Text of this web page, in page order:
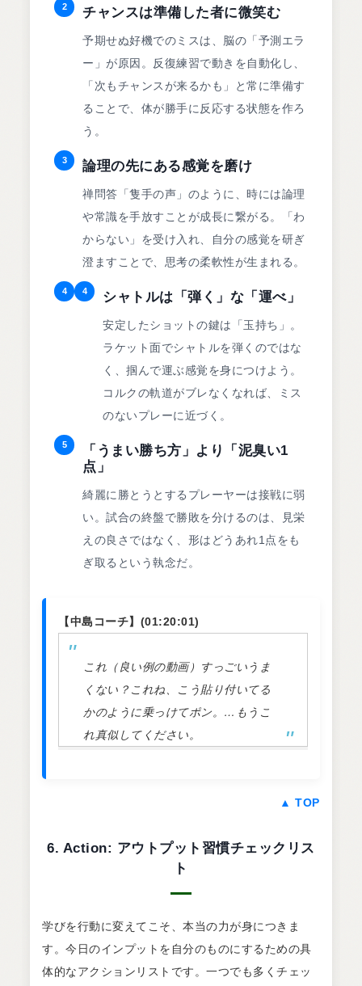
2 チャンスは準備した者に微笑む
予期せぬ好機でのミスは、脳の「予測エラ
ー」が原因。反復練習で動きを自動化し、
「次もチャンスが来るかも」と常に準備す
ることで、体が勝手に反応する状態を作ろ
う。
3 論理の先にある感覚を磨け
禅問答「隻手の声」のように、時には論理
や常識を手放すことが成長に繋がる。「わ
からない」を受け入れ、自分の感覚を研ぎ
澄ますことで、思考の柔軟性が生まれる。
4 4 シャトルは「弾く」な「運べ」
安定したショットの鍵は「玉持ち」。
ラケット面でシャトルを弾くのではな
く、掴んで運ぶ感覚を身につけよう。
コルクの軌道がブレなくなれば、ミス
のないプレーに近づく。
5
「うまい勝ち方」より「泥臭い1
点」
綺麗に勝とうとするプレーヤーは接戦に弱
い。試合の終盤で勝敗を分けるのは、見栄
えの良さではなく、形はどうあれ1点をも
ぎ取るという執念だ。
【中島コーチ】(01:20:01)
これ（良い例の動画）すっごいうま
くない？これね、こう貼り付いてる
かのように乗っけてポン。…もうこ
れ真似してください。
▲ TOP
6. Action: アウトプット習慣チェックリス
ト
学びを行動に変えてこそ、本当の力が身につきま
す。今日のインプットを自分のものにするための具
体的なアクションリストです。一つでも多くチェッ